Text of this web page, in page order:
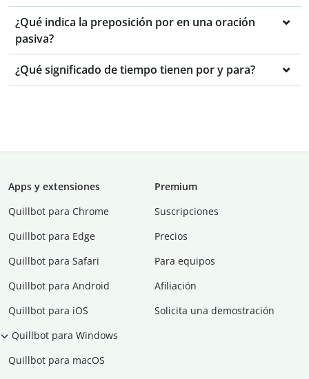
¿Qué indica la preposición por en una oración
pasiva?
¿Qué significado de tiempo tienen por y para?
Apps y extensiones
Quillbot para Chrome
Quillbot para Edge
Quillbot para Safari
Quillbot para Android
Quillbot para iOS
Quillbot para Windows
Quillbot para macOS
Premium
Suscripciones
Precios
Para equipos
Afiliación
Solicita una demostración